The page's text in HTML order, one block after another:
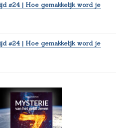
#24 | Hoe gemakkelijk word je
#24 | Hoe gemakkelijk word je